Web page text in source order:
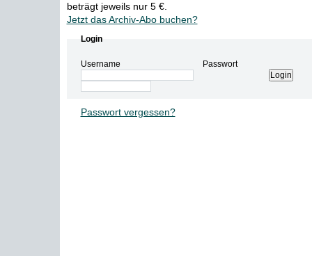
beträgt jeweils nur 5 €.
Jetzt das Archiv-Abo buchen?
Login
Username Passwort
Passwort vergessen?